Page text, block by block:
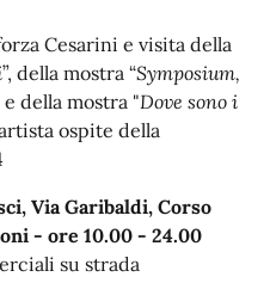
Cesarini e visita della
”, della mostra “Symposium,
e della mostra "Dove sono i
ospite della
Via Garibaldi, Corso
- ore 10.00 - 24.00
su strada